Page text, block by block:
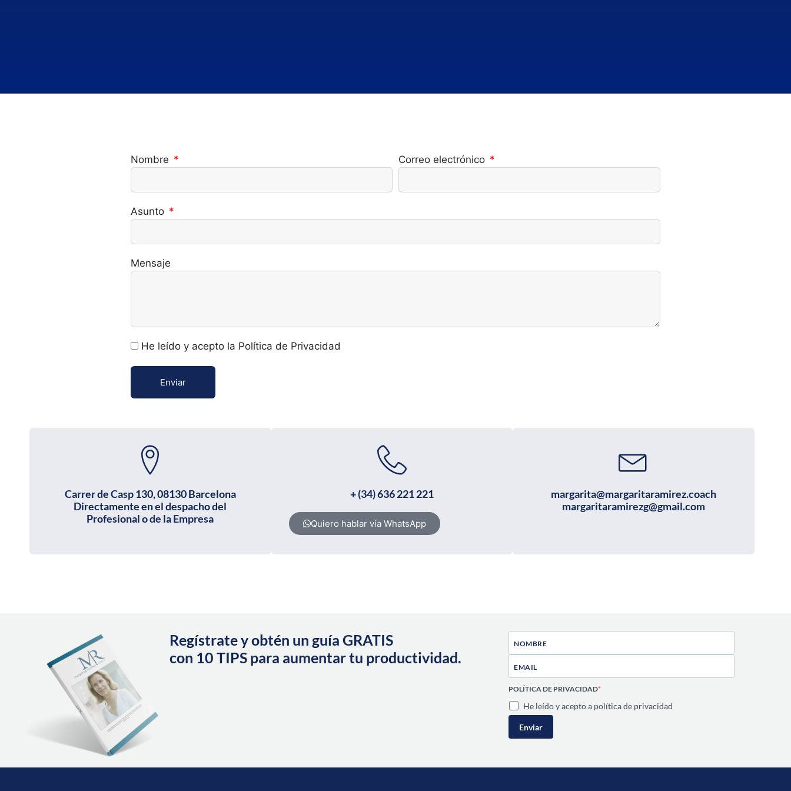
Nombre Correo electrónico
Asunto
Mensaje
He leído y acepto la Política de Privacidad
Enviar
Carrer de Casp 130, 08130 Barcelona
Directamente en el despacho del
Profesional o de la Empresa
+ (34) 636 221 221
Quiero hablar vía WhatsApp
margarita@margaritaramirez.coach
margaritaramirezg@gmail.com
Regístrate y obtén un guía GRATIS
con 10 TIPS para aumentar tu productividad.
POLÍTICA DE PRIVACIDAD
He leído y acepto a política de privacidad
Enviar